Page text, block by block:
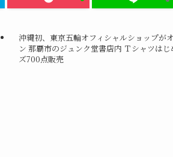
沖縄初、東京五輪オフィシャルショップが
ン 那覇市のジュンク堂書店内 Ｔシャツはじ
ズ700点販売